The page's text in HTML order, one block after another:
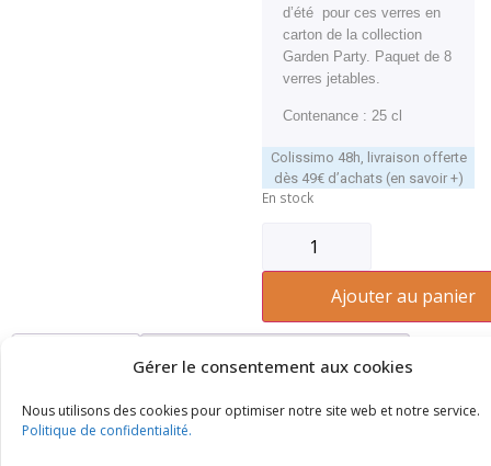
Gérer le consentement aux cookies
Nous utilisons des cookies pour optimiser notre site web et notre service.
Politique de confidentialité.
d’été pour ces verres en
carton de la collection
Garden Party. Paquet de 8
verres jetables.
Contenance : 25 cl
Colissimo 48h, livraison offerte
dès 49€ d’achats (en savoir +)
En stock
Ajouter au panier
Description